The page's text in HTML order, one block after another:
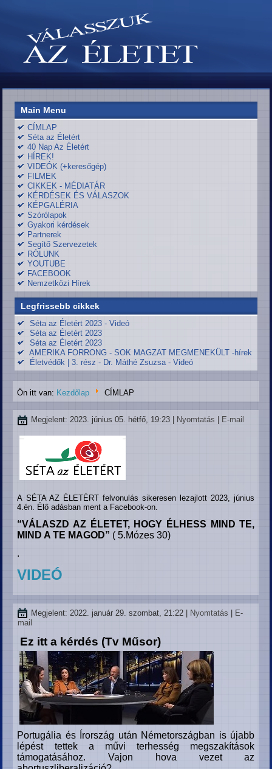
Main Menu
CÍMLAP
Séta az Életért
40 Nap Az Életért
HÍREK!
VIDEÓK (+keresőgép)
FILMEK
CIKKEK - MÉDIATÁR
KÉRDÉSEK ÉS VÁLASZOK
KÉPGALÉRIA
Szórólapok
Gyakori kérdések
Partnerek
Segítő Szervezetek
RÓLUNK
YOUTUBE
FACEBOOK
Nemzetközi Hírek
Legfrissebb cikkek
Séta az Életért 2023 - Videó
Séta az Életért 2023
Séta az Életért 2023
AMERIKA FORRONG - SOK MAGZAT MEGMENEKÜLT -hírek
Életvédők | 3. rész - Dr. Máthé Zsuzsa - Videó
Ön itt van: Kezdőlap CÍMLAP
Megjelent: 2023. június 05. hétfő, 19:23 Nyomtatás E-mail
A SÉTA AZ ÉLETÉRT felvonulás sikeresen lezajlott 2023, június
4.én. Élő adásban ment a Facebook-on.
“VÁLASZD AZ ÉLETET, HOGY ÉLHESS MIND TE,
MIND A TE MAGOD” ( 5.Mózes 30)
.
VIDEÓ
Megjelent: 2022. január 29. szombat, 21:22 | Nyomtatás | E-
mail
Ez itt a kérdés (Tv Műsor)
Portugália és Írország után Németországban is újabb
lépést tettek a művi terhesség megszakítások
támogatásához.Vajon hova vezet az